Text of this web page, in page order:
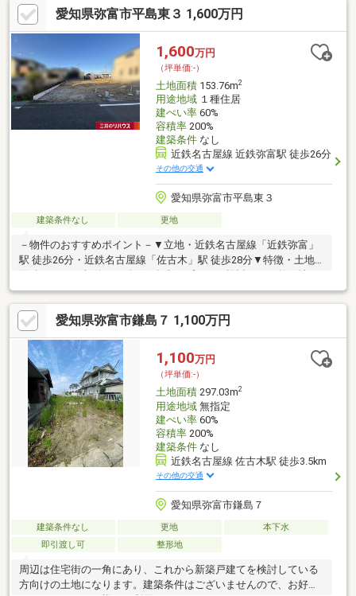
め、お好きなハウスメーカー・工務店で建築可能▼周辺環境・作
左山公園 徒歩3分(約200m)・セブンイレブン弥富六條町店 徒歩8
分(約570m)■ ご希望の住まい探しをお手伝いします
━━━━━・・・物件の詳細・ご相談はお気軽にお問い合わせく
ださい。
愛知県弥富市平島東３ 1,600万円
1,600万円
（坪単価:-）
土地面積153.76m2
用途地域１種住居
建ぺい率60%
容積率200%
建築条件なし
近鉄名古屋線 近鉄弥富駅 徒歩26分
その他の交通
愛知県弥富市平島東３
建築条件なし 更地
－物件のおすすめポイント－▼立地・近鉄名古屋線「近鉄弥富」
駅 徒歩26分・近鉄名古屋線「佐古木」駅 徒歩28分▼特徴・土地
前面道路は南側幅員約6.0mの公道、接道間口は約6.8m・お好きな
ハウスメーカー・工務店で建築可能です▼周辺環境・作左山公園
徒歩3分(約200m)・セブンイレブン弥富六條町店 徒歩8分(約
570m)・ゲンキー平島五反割店 徒歩12分(約920m)■ ご希望の住ま
い探しをお手伝いします ━━━━━・・・物件の詳細・ご相談は
お気軽にお問い合わせください。
愛知県弥富市鎌島７ 1,100万円
1,100万円
（坪単価:-）
土地面積297.03m2
用途地域無指定
建ぺい率60%
容積率200%
建築条件なし
近鉄名古屋線 佐古木駅 徒歩3.5km
その他の交通
愛知県弥富市鎌島７
建築条件なし 更地
本下水
即引渡し可
整形地
周辺は住宅街の一角にあり、これから新築戸建てを検討している
方向けの土地になります。建築条件はございませんので、お好き